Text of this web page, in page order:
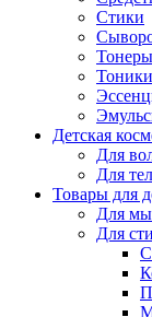
Стики
Тонеры
Тоники
Детская
Для
Для
Товары для
Для
Для